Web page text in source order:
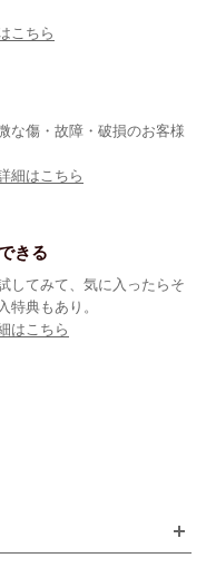
こちら
な傷・故障・破損のお客様
細はこちら
きる
してみて、気に入ったらそ
特典もあり。
はこちら